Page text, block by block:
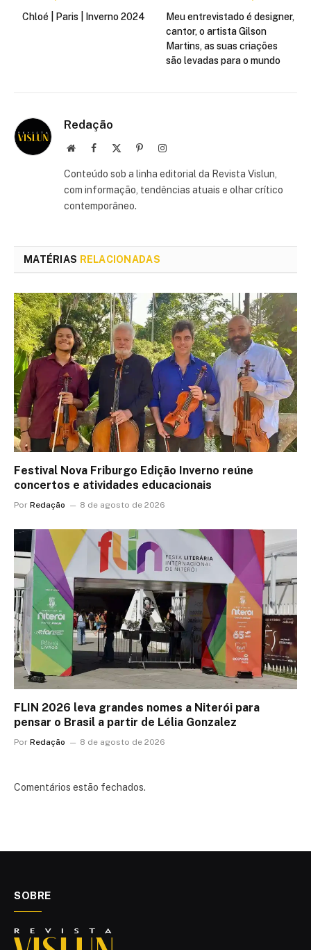
Chloé | Paris | Inverno 2024
Meu entrevistado é designer,
cantor, o artista Gilson
Martins, as suas criações
são levadas para o mundo
Redação
Site Facebook PinterestInstagram
Conteúdo sob a linha editorial da Revista Vislun,
com informação, tendências atuais e olhar crítico
contemporâneo.
MATÉRIAS RELACIONADAS
Festival Nova Friburgo Edição Inverno reúne
concertos e atividades educacionais
Por Redação 8 de agosto de 2026
FLIN 2026 leva grandes nomes a Niterói para
pensar o Brasil a partir de Lélia Gonzalez
Por Redação 8 de agosto de 2026
Comentários estão fechados.
SOBRE